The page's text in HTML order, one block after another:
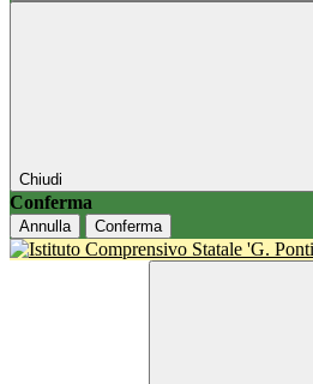
Chiudi
Conferma
Annulla Conferma